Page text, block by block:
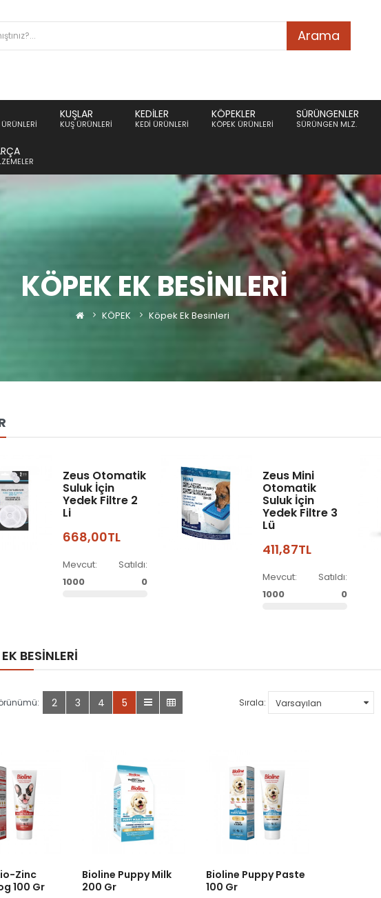
Arama
KUŞLAR
KUŞ ÜRÜNLERI
KEDILER
KEDI ÜRÜNLERI
KÖPEKLER
KÖPEK ÜRÜNLERI
SÜRÜNGENLER
SÜRÜNGEN MLZ.
KÖPEK EK BESINLERI
KÖPEK Köpek Ek Besinleri
Zeus Otomatik
Suluk İçin
Yedek Filtre 2
Li
668,00TL
Mevcut:
1000
Satıldı:
0
Zeus Mini
Otomatik
Suluk İçin
Yedek Filtre 3
Lü
411,87TL
Mevcut:
1000
Satıldı:
0
BESINLERI
2 3 4 5 Sırala:
Zinc
100 Gr
Bioline Puppy Milk
200 Gr
Bioline Puppy Paste
100 Gr